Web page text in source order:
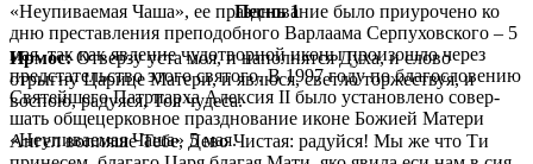
«Неупи­ва­е­мая Ча­ша», ее празд­но­ва­ние бы­ло при­уро­че­но ко
дню пре­став­ле­ния пре­по­доб­но­го Вар­ла­а­ма Сер­пу­хов­ско­го – 5
мая, так как яв­ле­ние чу­до­твор­ной ико­ны про­изо­шло через
пред­ста­тель­ство это­го свя­то­го. В 1997 го­ду по бла­го­сло­ве­нию
Свя­тей­ше­го Пат­ри­ар­ха Алек­сия II бы­ло уста­нов­ле­но со­вер­
шать об­ще­цер­ков­ное празд­но­ва­ние иконе Бо­жи­ей Ма­те­ри
«Неупи­ва­е­мая Ча­ша» 5 мая.
Песнь 1
Ирмос:Отверзу уста моя, и наполнятся Духа, и слово
отрыгну Царице Матери, и явлюся, светло торжествуя, и
воспою, радуяся, Тоя чудеса.
Ангел вопияше Тебе, Дево Чистая: радуйся! Мы же что Ти